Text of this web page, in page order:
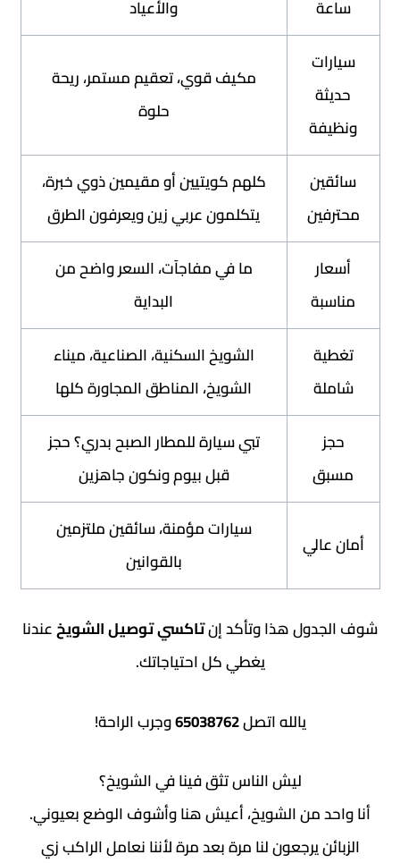
مكيف قوي، تعقيم مستمر، ريحة
كلهم كويتيين أو مقيمين ذوي خبرة،
يتكلمون عربي زين ويعرفون الطرق
ما في مفاجآت، السعر واضح من
الشويخ السكنية، الصناعية، ميناء
الشويخ، المناطق المجاورة كلها
تبي سيارة للمطار الصبح بدري؟ حجز
قبل بيوم ونكون جاهزين
سيارات مؤمنة، سائقين ملتزمين
هذا وتأكد إنتاكسي توصيل الشويخعندنا
يغطي كل احتياجاتك.
65038762وجرب الراحة!
ليش الناس تثق فينا في الشويخ؟
من الشويخ، أعيش هنا وأشوف الوضع بعيوني.
يرجعون لنا مرة بعد مرة لأننا نعامل الراكب زي